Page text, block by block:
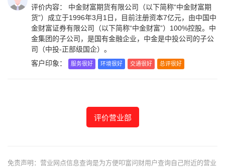
评价内容： 中金财富期货有限公司（以下简称“中金财富期
货”）成立于1996年3月1日，目前注册资本7亿元，由中国中
金财富证券有限公司（以下简称“中金财富”）100%控股。中
金集团的子公司，是国有金融企业，中金是中投公司的子公
司（中投-正部级国企）。
客户印象：
服务很好 环境很好 交通很好 总评很好
评价营业部
免责声明：营业网点信息查询是为方便叩富问财用户查询自己附近的营业